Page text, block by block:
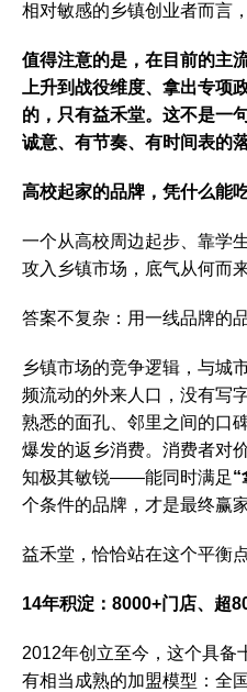
相对敏感的乡镇创业者而言
值得注意的是，在目前的主
上升到战役维度、拿出专项
的，只有益禾堂。这不是一
诚意、有节奏、有时间表的
高校起家的品牌，凭什么能
一个从高校周边起步、靠学
攻入乡镇市场，底气从何而
答案不复杂：用一线品牌的
乡镇市场的竞争逻辑，与城
频流动的外来人口，没有写
熟悉的面孔、邻里之间的口
爆发的返乡消费。消费者对
知极其敏锐——能同时满足“
个条件的品牌，才是最终赢家
益禾堂，恰恰站在这个平衡点
14年积淀：8000+门店、超
2012年创立至今，这个具备
有相当成熟的加盟模型：全